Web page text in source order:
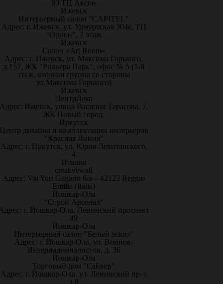
80 ТЦ Аксон
Ижевск
Интерьерный салон "CAPITEL"
Адрес: г. Ижевск, ул. Удмуртская 304е, ТЦ
"Орион", 2 этаж
Ижевск
Салон «Art Room»
Адрес: г. Ижевск, ул. Максима Горького,
д.157, ЖК "Ривьера Парк", офис № 5 (1-й
этаж, входная группа со стороны
ул.Максима Горького)
Ижевск
ЦентрДеко
Ижевск, улица Василия Тарасова, 7,
ЖК Новый город.
Иркутск
дизайна и комплектации интерьеров
"Красная Линия"
Адрес: г. Иркутск, ул. Юрия Левитанского,
4
Италия
creativewall
Адрес: Via Yuri Gagarin 6/a – 42123 Reggio
Emilia (Italia)
Йошкар-Ола
"Строй Арсенал"
г. Йошкар-Ола, Ленинский проспект
49
Йошкар-Ола
Интерьерный салон "Белый эскиз"
Адрес: г. Йошкар-Ола, ул. Воинов-
Интернационалистов, д. 36
Йошкар-Ола
Торговый дом "Сайвер"
Адрес: г. Йошкар-Ола, ул. Ленинский пр-т,
д.8